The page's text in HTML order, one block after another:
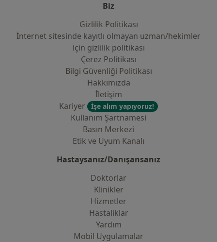
Biz
Gizlilik Politikası
İnternet sitesinde kayıtlı olmayan uzman/hekimler
i̇çin gizlilik politikası
Çerez Politikası
Bilgi Güvenliği Politikası
Hakkımızda
İletişim
Kariyer
İşe alım yapıyoruz!
Kullanım Şartnamesi
Basın Merkezi
Etik ve Uyum Kanalı
Hastaysanız/Danışansanız
Doktorlar
Klinikler
Hizmetler
Hastaliklar
Yardım
Mobil Uygulamalar